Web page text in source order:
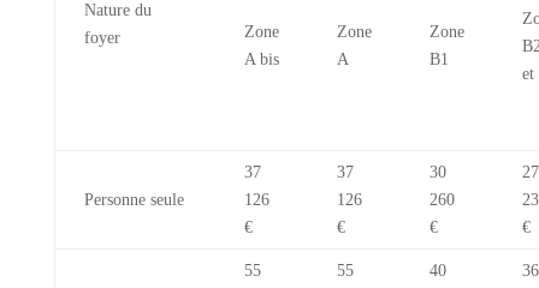
Nature du
foyer
Zone
A bis
Zone
A
Zone
B1
et
Personne seule
37
126
€
37
126
€
30
260
€
27
€
55
55
40
36